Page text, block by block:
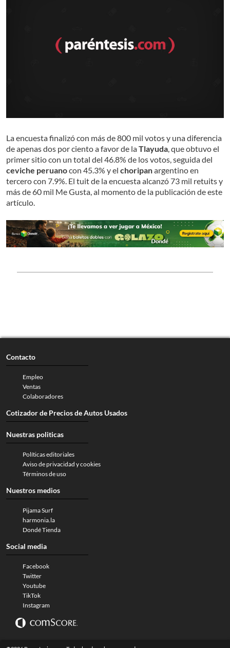
La encuesta finalizó con más de 800 mil votos y una diferencia
de apenas dos por ciento a favor de laTlayuda, que obtuvo el
primer sitio con un total del 46.8% de los votos, seguida del
ceviche peruanocon 45.3% y el choripanargentino en
tercero con 7.9%. El tuit de la encuesta alcanzó 73 mil retuits y
más de 60 mil Me Gusta, al momento de la publicación de este
artículo.
Contacto
Empleo
Ventas
Colaboradores
Cotizador de Precios de Autos Usados
Nuestras politicas
Políticas editoriales
Aviso de privacidad y cookies
Términos de uso
Nuestros medios
Pijama Surf
harmonia.la
Dondé Tienda
Social media
Facebook
Twitter
Youtube
TikTok
Instagram